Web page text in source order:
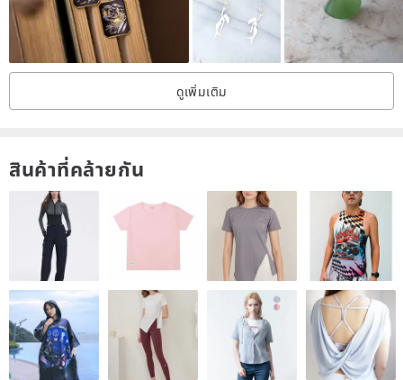
wearing)
(2) Ear clips: Silicone painless ear clips
(When you use it, you don't need to open the ear clip, just plug the
︱beautiful package︱
Purchase any designer earrings in the design hall.
Suitable for gifts, but also want to feel the full warmth you received!
- Maintenance mode -
ดูเพิ่มเติม
สินค้าที่คล้ายกัน